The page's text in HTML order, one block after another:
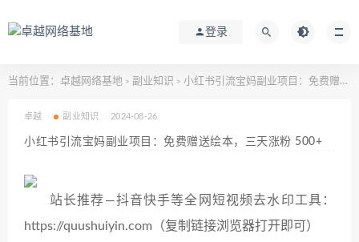
登录
当前位置： 卓越网络基地 > 副业知识 > 小红书引流宝妈副业项目：免费赠送绘本，三天涨粉 500+
卓越 副业知识 2024-08-26
小红书引流宝妈副业项目：免费赠送绘本，三天涨粉 500+
站长推荐—抖音快手等全网短视频去水印工具：
https://quushuiyin.com（复制链接浏览器打开即可）